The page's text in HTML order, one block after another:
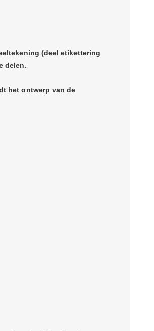
(deel etikettering
delen.
het ontwerp van de